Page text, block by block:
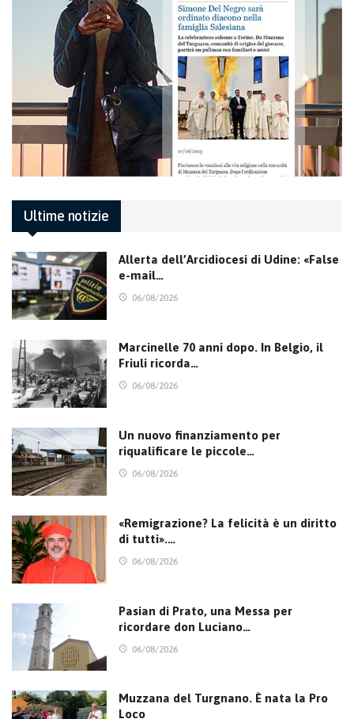
Ultime notizie
Allerta dell’Arcidiocesi di Udine: «False
e-mail…
06/08/2026
Marcinelle 70 anni dopo. In Belgio, il
Friuli ricorda…
06/08/2026
Un nuovo finanziamento per
riqualificare le piccole…
06/08/2026
«Remigrazione? La felicità è un diritto
di tutti».…
06/08/2026
Pasian di Prato, una Messa per
ricordare don Luciano…
06/08/2026
Muzzana del Turgnano. È nata la Pro
Loco